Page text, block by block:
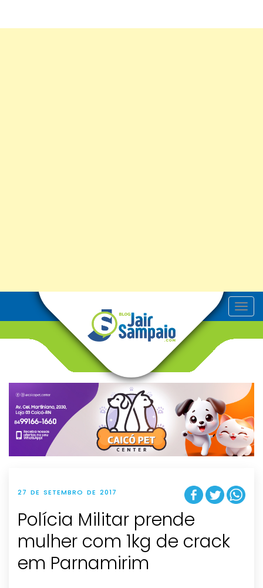
T
o
v
g
t
i
o
n
27 DE SETEMBRO DE 2017
Polícia Militar prende
mulher com 1kg de crack
em Parnamirim